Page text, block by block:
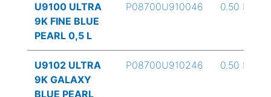
U9100 ULTRA
9K FINE BLUE
PEARL 0,5 L
P08700U910046 0.50 L
U9102 ULTRA
9K GALAXY
BLUE PEARL
P08700U910246 0.50 L